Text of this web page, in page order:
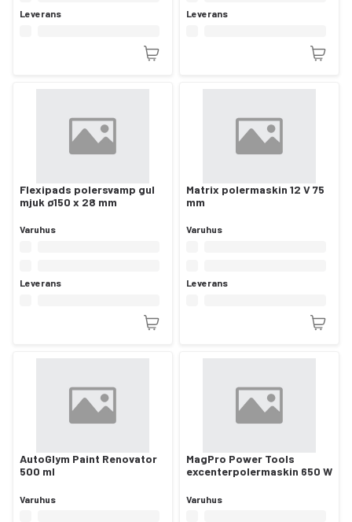
Leverans Leverans
Flexipads polersvamp gul
mjuk ø150 x 28 mm
Varuhus
Leverans
Matrix polermaskin 12 V 75
mm
Varuhus
Leverans
AutoGlym Paint Renovator
500 ml
Varuhus
MagPro Power Tools
excenterpolermaskin 650 W
Varuhus